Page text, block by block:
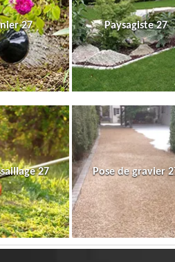
27 Paysagiste 27
27 Pose de gravier